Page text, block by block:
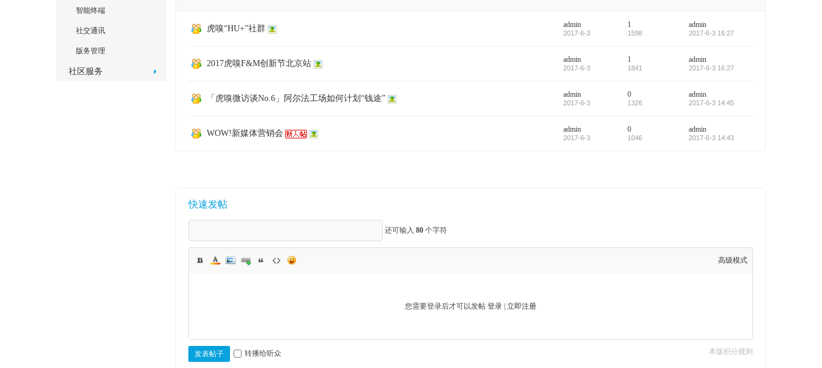
智能终端
社交通讯
版务管理
社区服务
虎嗅“HU+”社群 admin
2017-6-3
1
1598
admin
2017-6-3 16:27
2017虎嗅F&M创新节北京站 admin
2017-6-3
1
1841
admin
2017-6-3 16:27
「虎嗅微访谈No.6」阿尔法工场如何计划“钱途” admin
2017-6-3
0
1326
admin
2017-6-3 14:45
WOW!新媒体营销会 admin
2017-6-3
0
1046
admin
2017-6-3 14:43
快速发帖
还可输入 80 个字符
高级模式
您需要登录后才可以发帖 登录 立即注册
本版积分规则
发表帖子 转播给听众